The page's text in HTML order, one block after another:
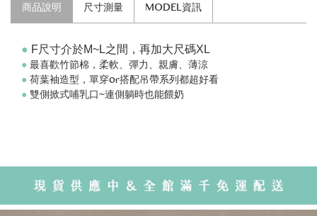
商品說明 尺寸測量 MODEL資訊
● F尺寸介於M~L之間，再加大尺碼XL
● 最喜歡竹節棉，柔軟、彈力、親膚、薄涼
● 荷葉袖造型，單穿or搭配吊帶系列都超好看
● 雙側掀式哺乳口~連側躺時也能餵奶